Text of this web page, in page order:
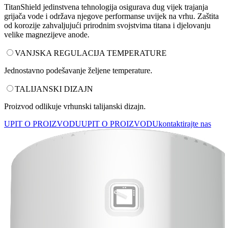
Dizalice topline
Dizalice topline Ariston, dostupne za grijanje i hlađenje te
postizanje maksimalne udobnosti i uštede energije.
potrošne tople vode
Dizalice topline za grijanje i hlađenje
Dizalice topline za pripremu potrošne tople vode